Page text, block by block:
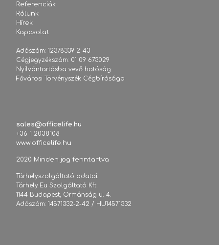
Referenciák
Rólunk
Hírek
Kapcsolat
Adószám: 12378339-2-43
Cégjegyzékszám: 01 09 673029
Nyilvántartásba vevő hatóság:
Fővárosi Törvényszék Cégbírósága
sales@officelife.hu
+36 1 2038108
www.officelife.hu
2020 Minden jog fenntartva
Tárhelyszolgáltató adatai:
Tárhely.Eu Szolgáltató Kft.
1144 Budapest, Ormánság u. 4.
Adószám: 14571332-2-42 / HU14571332